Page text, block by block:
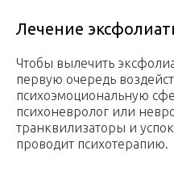
Лечение
Чтобы вылечить
первую очередь
психоэмоциональную
психоневролог или
транквилизаторы и
проводит психотерапию.